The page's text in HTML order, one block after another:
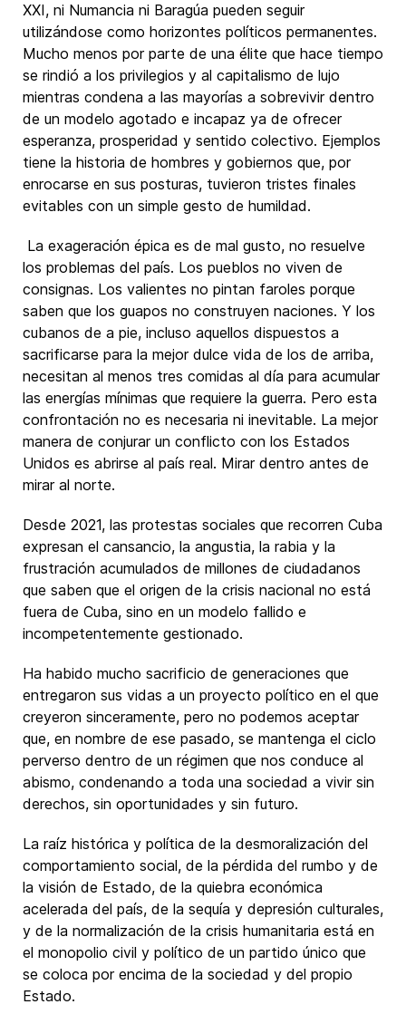
XXI, ni Numancia ni Baragúa pueden seguir
utilizándose como horizontes políticos permanentes.
Mucho menos por parte de una élite que hace tiempo
se rindió a los privilegios y al capitalismo de lujo
mientras condena a las mayorías a sobrevivir dentro
de un modelo agotado e incapaz ya de ofrecer
esperanza, prosperidad y sentido colectivo. Ejemplos
tiene la historia de hombres y gobiernos que, por
enrocarse en sus posturas, tuvieron tristes finales
evitables con un simple gesto de humildad.
La exageración épica es de mal gusto, no resuelve
los problemas del país. Los pueblos no viven de
consignas. Los valientes no pintan faroles porque
saben que los guapos no construyen naciones. Y los
cubanos de a pie, incluso aquellos dispuestos a
sacrificarse para la mejor dulce vida de los de arriba,
necesitan al menos tres comidas al día para acumular
las energías mínimas que requiere la guerra. Pero esta
confrontación no es necesaria ni inevitable. La mejor
manera de conjurar un conflicto con los Estados
Unidos es abrirse al país real. Mirar dentro antes de
mirar al norte.
Desde 2021, las protestas sociales que recorren Cuba
expresan el cansancio, la angustia, la rabia y la
frustración acumulados de millones de ciudadanos
que saben que el origen de la crisis nacional no está
fuera de Cuba, sino en un modelo fallido e
incompetentemente gestionado.
Ha habido mucho sacrificio de generaciones que
entregaron sus vidas a un proyecto político en el que
creyeron sinceramente, pero no podemos aceptar
que, en nombre de ese pasado, se mantenga el ciclo
perverso dentro de un régimen que nos conduce al
abismo, condenando a toda una sociedad a vivir sin
derechos, sin oportunidades y sin futuro.
La raíz histórica y política de la desmoralización del
comportamiento social, de la pérdida del rumbo y de
la visión de Estado, de la quiebra económica
acelerada del país, de la sequía y depresión culturales,
y de la normalización de la crisis humanitaria está en
el monopolio civil y político de un partido único que
se coloca por encima de la sociedad y del propio
Estado.